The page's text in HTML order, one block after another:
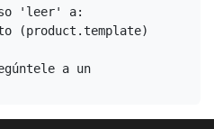
'leer' a:
(product.template)
a un